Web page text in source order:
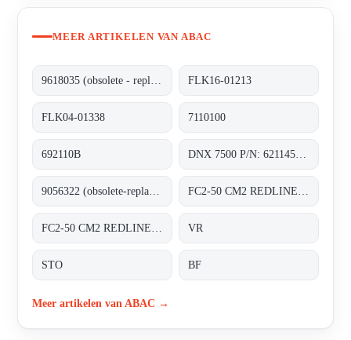
MEER ARTIKELEN VAN ABAC
FLK16-01213
FLK04-01338 7110100
692110B
VR
STO BF
Meer artikelen van ABAC →